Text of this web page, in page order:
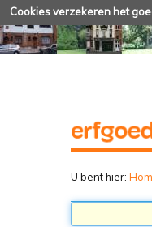
Cookies verzekeren het
U bent hier: